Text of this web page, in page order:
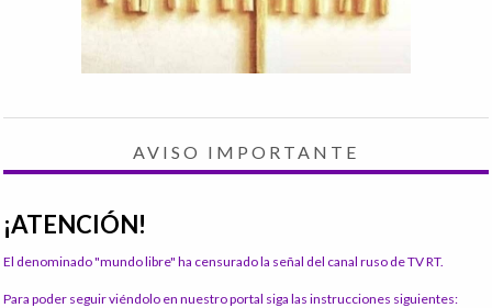
AVISO IMPORTANTE
¡ATENCIÓN!
El denominado "mundo libre" ha censurado la señal del canal ruso de TV RT.
Para poder seguir viéndolo en nuestro portal siga las instrucciones siguientes: